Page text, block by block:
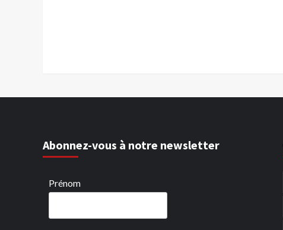
Abonnez-vous à notre newsletter
Prénom